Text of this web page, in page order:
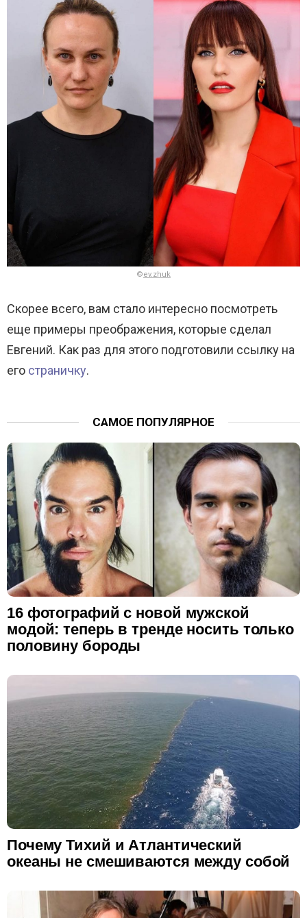
©ev.zhuk
Скорее всего, вам стало интересно посмотреть
еще примеры преображения, которые сделал
Евгений. Как раз для этого подготовили ссылку на
его страничку.
САМОЕ ПОПУЛЯРНОЕ
16 фотографий с новой мужской
модой: теперь в тренде носить только
половину бороды
Почему Тихий и Атлантический
океаны не смешиваются между собой